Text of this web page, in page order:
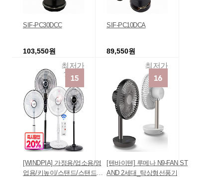
SIF-PC30DCC
103,550원
최저가
SIF-PC10DCA
89,550원
최저가
[WINDPIA] 가정용/업소용/영
업용/키높이/스탠드/스탠드형/
[텐바이텐] 루메나 N9-FAN ST
AND 2세대_탁상형선풍기